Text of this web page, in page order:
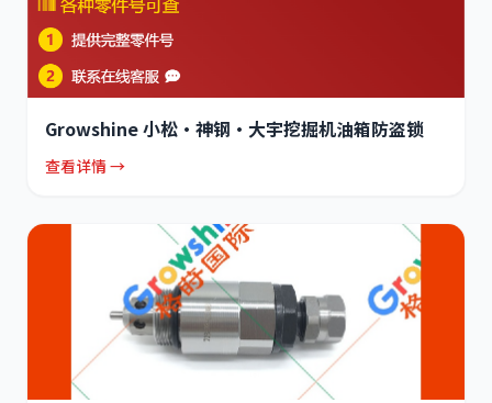
Growshine 小松·神钢·大宇挖掘机油箱防盗锁
查看详情 →